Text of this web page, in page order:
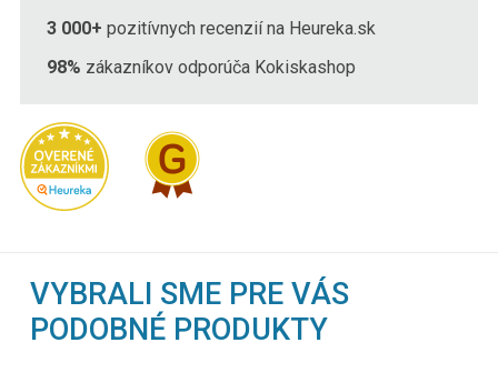
3 000+ pozitívnych recenzií na Heureka.sk
98% zákazníkov odporúča Kokiskashop
VYBRALI SME PRE VÁS
PODOBNÉ PRODUKTY